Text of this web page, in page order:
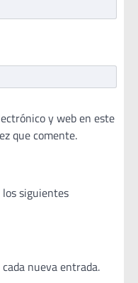
y web en este
que comente.
siguientes
nueva entrada.